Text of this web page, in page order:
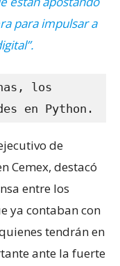
para impulsar a
los
en Python.
de
Cemex, destacó
entre los
ya contaban con
tendrán en
ante la fuerte